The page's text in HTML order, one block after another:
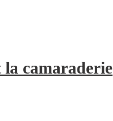
camaraderie